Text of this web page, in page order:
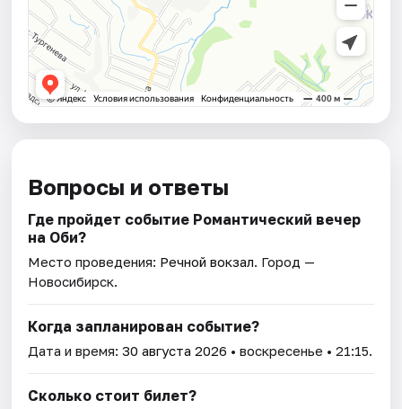
Вопросы и ответы
Где пройдет событие Романтический вечер
на Оби?
Место проведения: Речной вокзал. Город —
Новосибирск.
Когда запланирован событие?
Дата и время:30 августа 2026 • воскресенье • 21:15.
Сколько стоит билет?